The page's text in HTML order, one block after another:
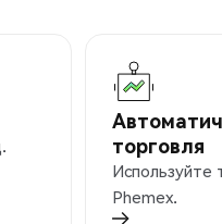
торговля
Используйте
Phemex.